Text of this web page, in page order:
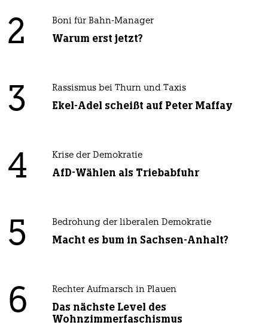
2 Boni für Bahn-Manager
Warum erst jetzt?
3 Rassismus bei Thurn und Taxis
Ekel-Adel scheißt auf Peter Maffay
4 Krise der Demokratie
AfD-Wählen als Triebabfuhr
5 Bedrohung der liberalen Demokratie
Macht es bum in Sachsen-Anhalt?
6 Rechter Aufmarsch in Plauen
Das nächste Level des
Wohnzimmerfaschismus